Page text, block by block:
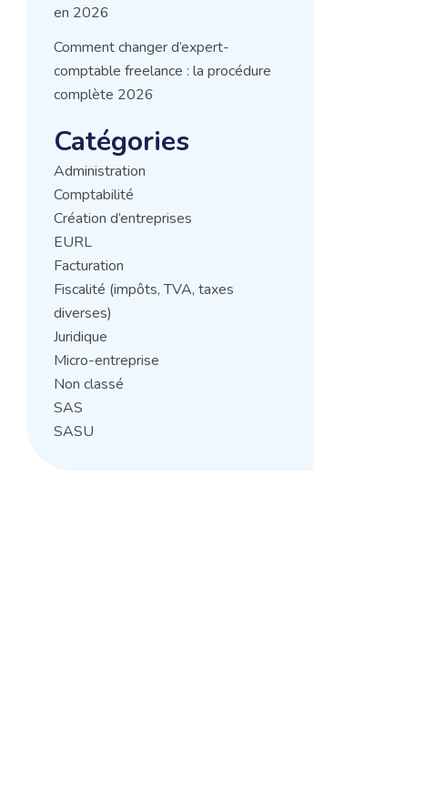
en 2026
Comment changer d’expert-
comptable freelance : la procédure
complète 2026
Catégories
Administration
Comptabilité
Création d’entreprises
EURL
Facturation
Fiscalité (impôts, TVA, taxes
diverses)
Juridique
Micro-entreprise
Non classé
SAS
SASU